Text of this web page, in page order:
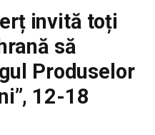
invită toți
să
Produselor
12-18